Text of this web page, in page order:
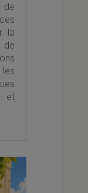
de
la
de